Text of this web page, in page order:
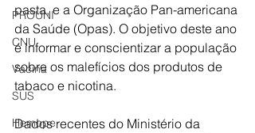
PROUNI
CNU
Vacina
SUS
Hemope
pasta, e a Organização Pan-americana
da Saúde (Opas). O objetivo deste ano
é informar e conscientizar a população
sobre os malefícios dos produtos de
tabaco e nicotina.
Dados recentes do Ministério da